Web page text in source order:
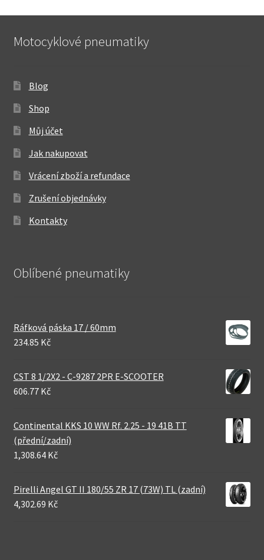
Motocyklové pneumatiky
Blog
Shop
Můj účet
Jak nakupovat
Vrácení zboží a refundace
Zrušení objednávky
Kontakty
Oblíbené pneumatiky
Ráfková páska 17 / 60mm
234.85 Kč
CST 8 1/2X2 - C-9287 2PR E-SCOOTER
606.77 Kč
Continental KKS 10 WW Rf. 2.25 - 19 41B TT
(přední/zadní)
1,308.64 Kč
Pirelli Angel GT II 180/55 ZR 17 (73W) TL (zadní)
4,302.69 Kč